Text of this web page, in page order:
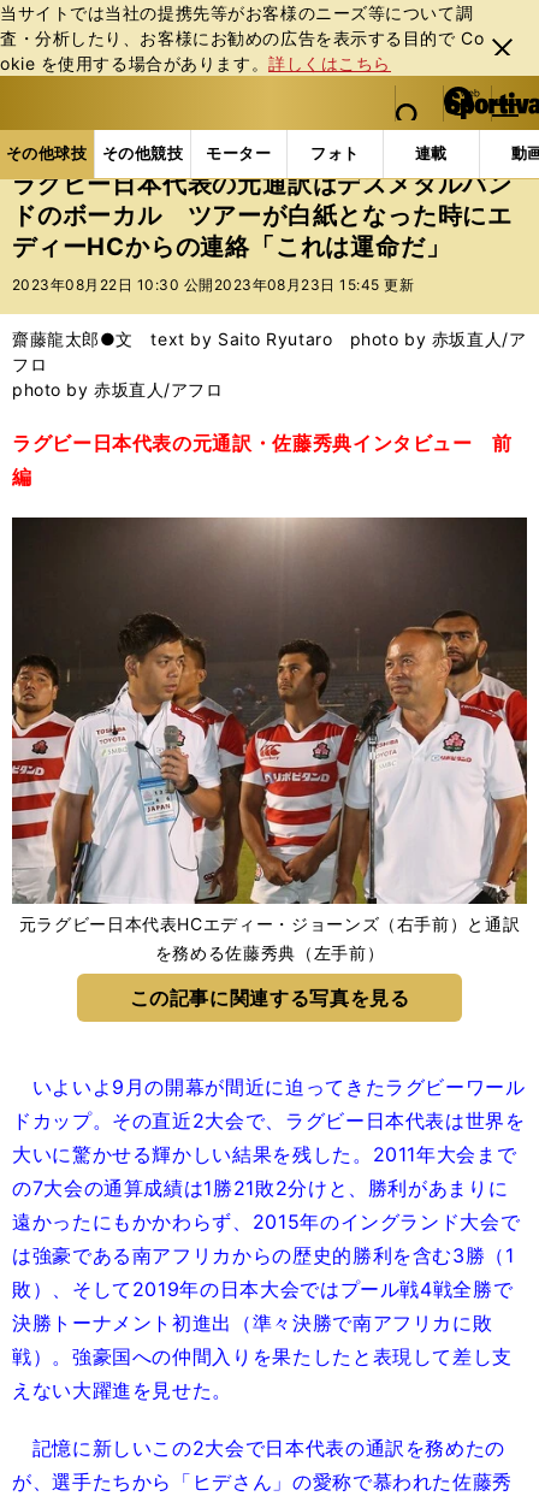
当サイトでは当社の提携先等がお客様のニーズ等について調
査・分析したり、お客様にお勧めの広告を表⽰する⽬的で Co
okie を使⽤する場合があります。詳しくはこちら
閉じ
る
web Sportiva (webスポルティーバ)
検索
マイペ
ー
ジ
メニュ
その他球技 その他競技 モーター フォト 連載 動
ス
ポ
ル
テ
ー
バ
その他球技の記事一覧 ラグビー ラグビー日本代表
ラグビー日本代表の元通訳はデスメタルバン
ドのボーカル ツアーが白紙となった時にエ
ディーHCからの連絡「これは運命だ」
2023年08月22日 10:30 公開 2023年08月23日 15:45 更新
齋藤龍太郎●文 text by Saito Ryutaro photo by 赤坂直人/ア
フロ
photo by 赤坂直人/アフロ
ラグビー日本代表の元通訳・佐藤秀典インタビュー 前
編
元ラグビー日本代表HCエディー・ジョーンズ（右手前）と通訳
を務める佐藤秀典（左手前）
この記事に関連する写真を見る
いよいよ9月の開幕が間近に迫ってきたラグビーワール
ドカップ。その直近2大会で、ラグビー日本代表は世界を
大いに驚かせる輝かしい結果を残した。2011年大会まで
の7大会の通算成績は1勝21敗2分けと、勝利があまりに
遠かったにもかかわらず、2015年のイングランド大会で
は強豪である南アフリカからの歴史的勝利を含む3勝（1
敗）、そして2019年の日本大会ではプール戦4戦全勝で
決勝トーナメント初進出（準々決勝で南アフリカに敗
戦）。強豪国への仲間入りを果たしたと表現して差し支
えない大躍進を見せた。
記憶に新しいこの2大会で日本代表の通訳を務めたの
が、選手たちから「ヒデさん」の愛称で慕われた佐藤秀